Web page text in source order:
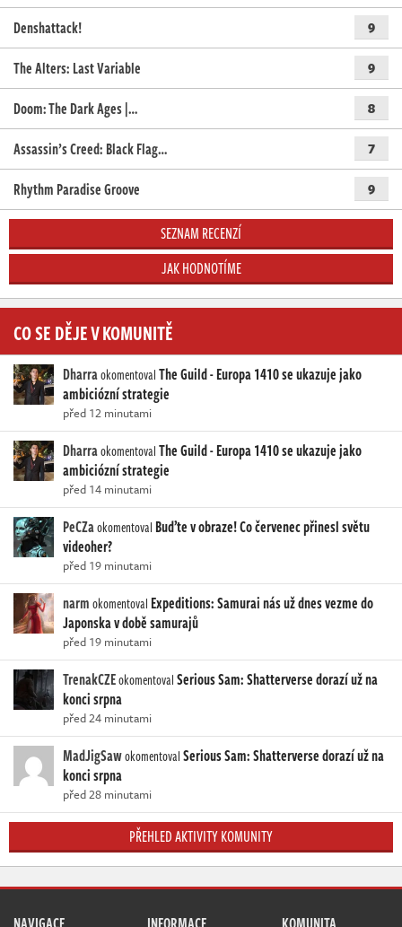
Denshattack! 9
The Alters: Last Variable 9
Doom: The Dark Ages |… 8
Assassin’s Creed: Black Flag… 7
Rhythm Paradise Groove 9
SEZNAM RECENZÍ
JAK HODNOTÍME
CO SE DĚJE V KOMUNITĚ
DharraokomentovalThe Guild - Europa 1410 se ukazuje jako
ambiciózní strategie
před 12 minutami
DharraokomentovalThe Guild - Europa 1410 se ukazuje jako
ambiciózní strategie
před 14 minutami
PeCZaokomentoval Buďte v obraze! Co červenec přinesl světu
videoher?
před 19 minutami
narmokomentoval Expeditions: Samurai nás už dnes vezme do
Japonska v době samurajů
před 19 minutami
TrenakCZEokomentovalSerious Sam: Shatterverse dorazí už na
konci srpna
před 24 minutami
MadJigSawokomentovalSerious Sam: Shatterverse dorazí už na
konci srpna
před 28 minutami
PŘEHLED AKTIVITY KOMUNITY